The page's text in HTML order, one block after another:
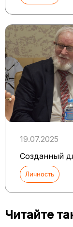
19.07.2025
Созданный
Личность
Читайте